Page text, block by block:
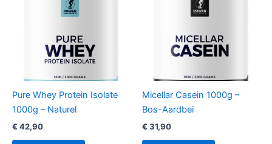
Pure Whey Protein Isolate
1000g – Naturel
€ 42,90
Micellar Casein 1000g –
Bos-Aardbei
€ 31,90